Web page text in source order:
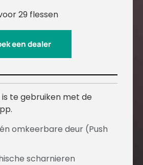
29 flessen
een dealer
te gebruiken met de
omkeerbare deur (Push
scharnieren